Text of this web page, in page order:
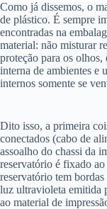
Como já dissemos, o
de plástico. É sempre
encontradas na
material: não misturar
proteção para os
interna de ambientes e
internos somente se
Dito isso, a primeira
conectados (cabo de
assoalho do chassi da
reservatório é fixado
reservatório tem
luz ultravioleta emitida
ao material de